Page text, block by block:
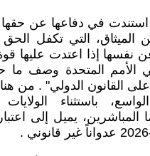
استندت في دفاعها عن
(51) من الميثاق، التي تكفل
نفسها إذا اعتدت عليها
في الأمم المتحدة وصف ما
القانون الدولي" . من
باستثناء الولايات
المباشرين، يميل إلى